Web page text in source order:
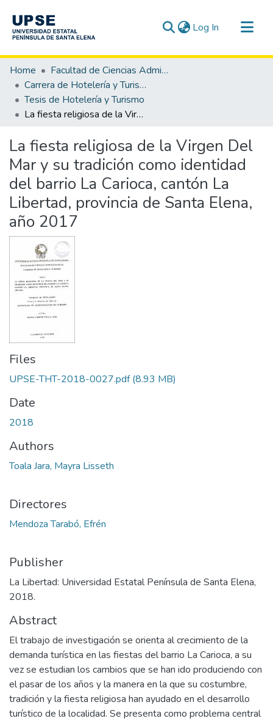
Log In (current)
Communities & Collections
All of DSpace
Statistics
Home
Facultad de Ciencias Administrativas
Carrera de Hotelería y Turismo
Tesis de Hotelería y Turismo
La fiesta religiosa de la Virgen Del Mar y su tradición como identidad del barrio La Carioca, cantón La Libertad, provincia de Santa Elena, año 2017
La fiesta religiosa de la Virgen Del
Mar y su tradición como identidad
del barrio La Carioca, cantón La
Libertad, provincia de Santa Elena,
año 2017
Files
UPSE-THT-2018-0027.pdf(8.93 MB)
Date
2018
Authors
Toala Jara, Mayra Lisseth
Directores
Mendoza Tarabó, Efrén
Publisher
La Libertad: Universidad Estatal Península de Santa Elena,
2018.
Abstract
El trabajo de investigación se orienta al crecimiento de la
demanda turística en las fiestas del barrio La Carioca, a su
vez se estudian los cambios que se han ido produciendo con
el pasar de los años y la manera en la que su costumbre,
tradición y la fiesta religiosa han ayudado en el desarrollo
turístico de la localidad. Se presenta como problema central